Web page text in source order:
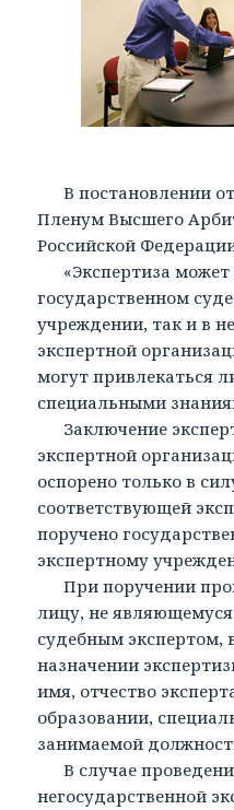
В постановлении от
Пленум Высшего
Российской
«Экспертиза может
государственном
учреждении, так и в
экспертной
могут привлекаться
специальными
Заключение
экспертной
оспорено только в
соответствующей
поручено
экспертному
При поручении
лицу, не
судебным экспертом,
назначении
имя, отчество
образовании,
занимаемой
В случае
негосударственной